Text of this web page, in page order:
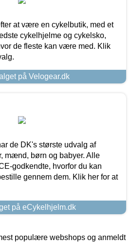
at være en cykelbutik, med et
cykelhjelme og cykelsko,
de fleste kan være med. Klik
på Velogear.dk
de DK's største udvalg af
mænd, børn og babyer. Alle
godkendte, hvorfor du kan
gennem dem. Klik her for at
på eCykelhjelm.dk
populære webshops og anmeldt